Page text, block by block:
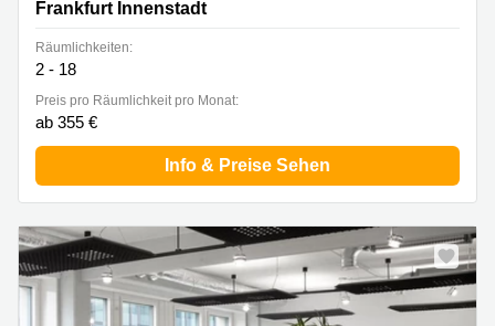
Frankfurt Innenstadt
Räumlichkeiten:
2 - 18
Preis pro Räumlichkeit pro Monat:
ab 355 €
Info & Preise Sehen